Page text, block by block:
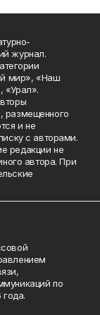
журнал.
мир», «Наш
«Урал».
размещенного
и не
с авторами.
редакции не
автора. При
по
года.